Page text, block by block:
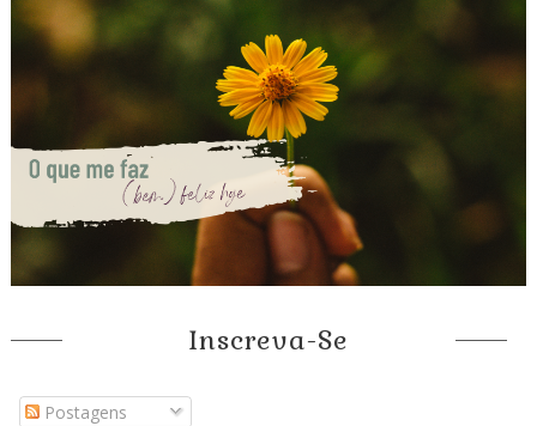
Inscreva-Se
Postagens